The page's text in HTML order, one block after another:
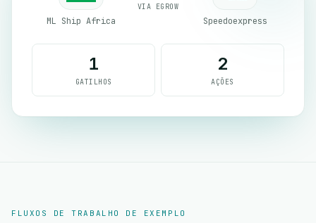
ML Ship Africa
VIA EGROW
Speedoexpress
1
GATILHOS
2
AÇÕES
FLUXOS DE TRABALHO DE EXEMPLO